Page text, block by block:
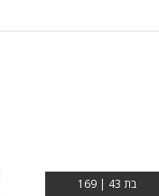
בת 43 | 169